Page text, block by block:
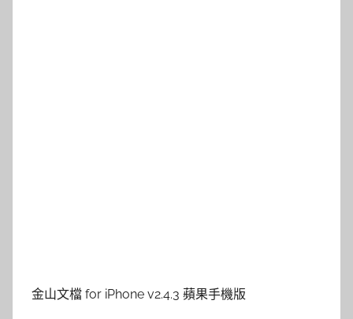
金山文檔 for iPhone v2.4.3 蘋果手機版